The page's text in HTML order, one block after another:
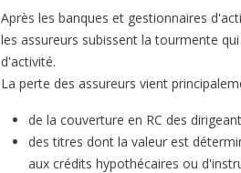
Après les banques et gestionnaires
les assureurs subissent la tourmente
d'activité.
La perte des assureurs vient
de la couverture en RC des
des titres dont la valeur est
aux crédits hypothécaires ou